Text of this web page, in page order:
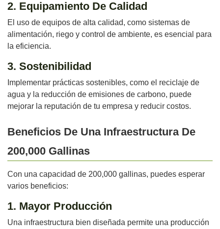
2. Equipamiento De Calidad
El uso de equipos de alta calidad, como sistemas de
alimentación, riego y control de ambiente, es esencial para
la eficiencia.
3. Sostenibilidad
Implementar prácticas sostenibles, como el reciclaje de
agua y la reducción de emisiones de carbono, puede
mejorar la reputación de tu empresa y reducir costos.
Beneficios De Una Infraestructura De
200,000 Gallinas
Con una capacidad de 200,000 gallinas, puedes esperar
varios beneficios:
1. Mayor Producción
Una infraestructura bien diseñada permite una producción